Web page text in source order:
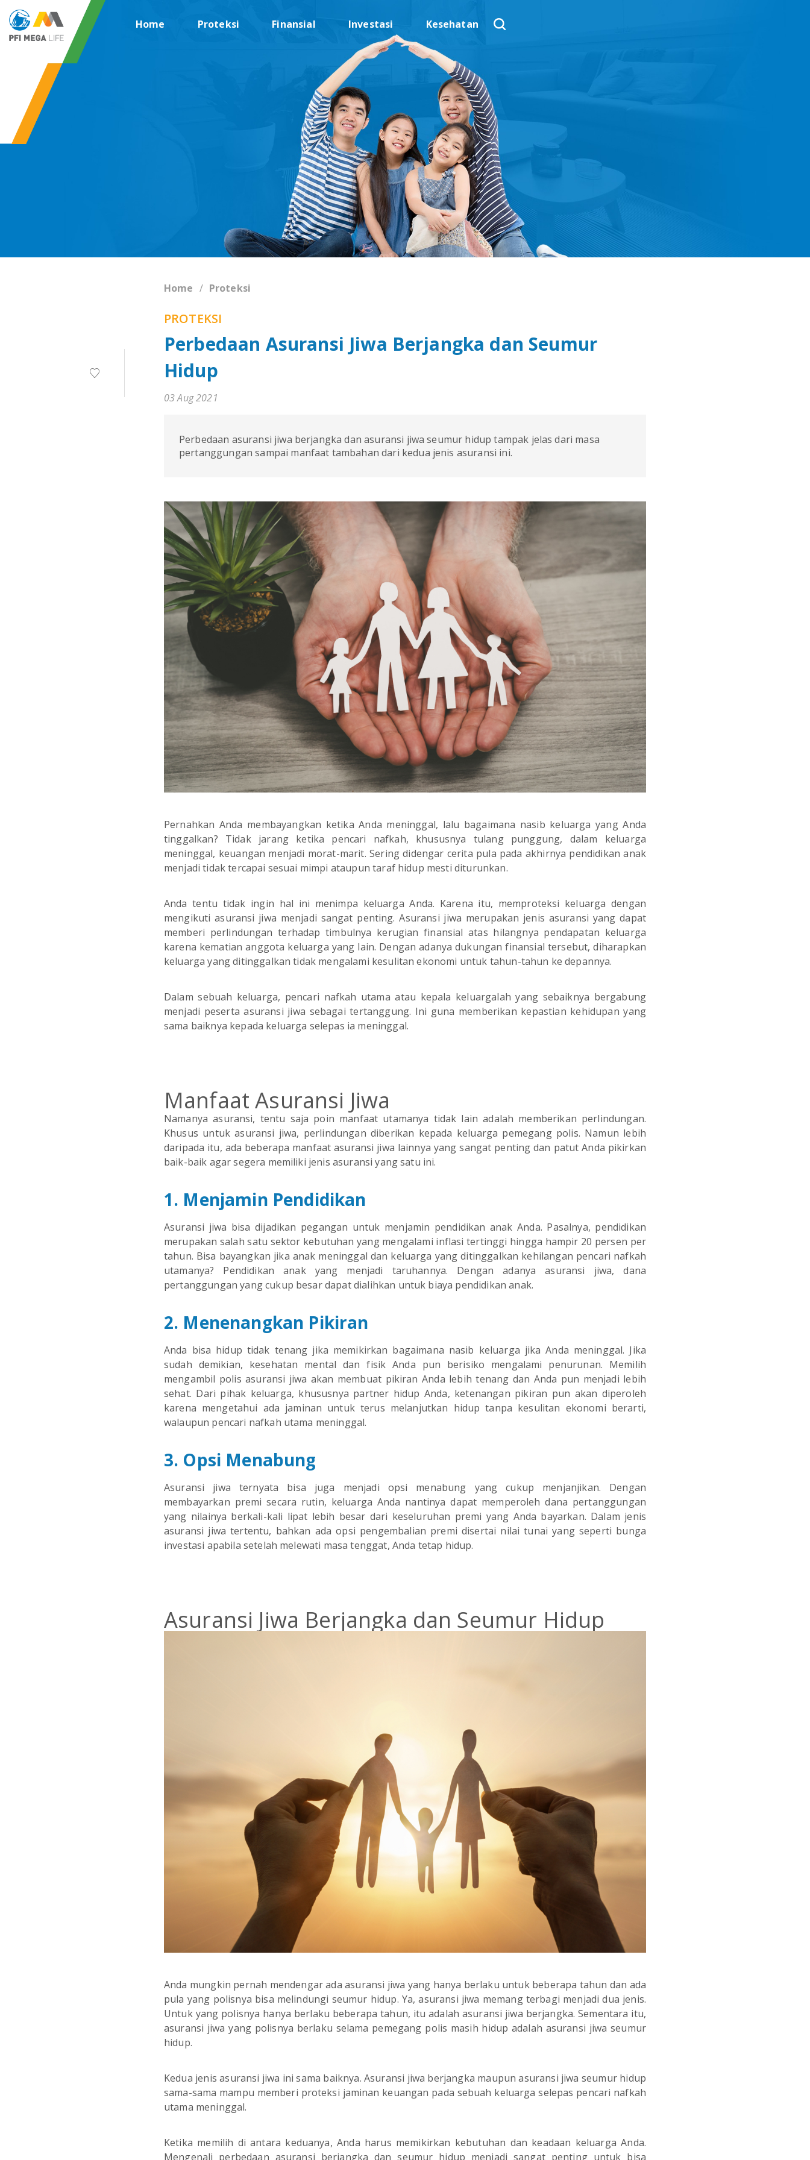
Home Proteksi Finansial Investasi Kesehatan
Home Proteksi
PROTEKSI
Perbedaan Asuransi Jiwa Berjangka dan Seumur
Hidup
03 Aug 2021
Perbedaan asuransi jiwa berjangka dan asuransi jiwa seumur hidup tampak jelas dari masa
pertanggungan sampai manfaat tambahan dari kedua jenis asuransi ini.
Pernahkan Anda membayangkan ketika Anda meninggal, lalu bagaimana nasib keluarga yang Anda
tinggalkan? Tidak jarang ketika pencari nafkah, khususnya tulang punggung, dalam keluarga
meninggal, keuangan menjadi morat-marit. Sering didengar cerita pula pada akhirnya pendidikan anak
menjadi tidak tercapai sesuai mimpi ataupun taraf hidup mesti diturunkan.
Anda tentu tidak ingin hal ini menimpa keluarga Anda. Karena itu, memproteksi keluarga dengan
mengikuti asuransi jiwa menjadi sangat penting. Asuransi jiwa merupakan jenis asuransi yang dapat
memberi perlindungan terhadap timbulnya kerugian finansial atas hilangnya pendapatan keluarga
karena kematian anggota keluarga yang lain. Dengan adanya dukungan finansial tersebut, diharapkan
keluarga yang ditinggalkan tidak mengalami kesulitan ekonomi untuk tahun-tahun ke depannya.
Dalam sebuah keluarga, pencari nafkah utama atau kepala keluargalah yang sebaiknya bergabung
menjadi peserta asuransi jiwa sebagai tertanggung. Ini guna memberikan kepastian kehidupan yang
sama baiknya kepada keluarga selepas ia meninggal.
Manfaat Asuransi Jiwa
Namanya asuransi, tentu saja poin manfaat utamanya tidak lain adalah memberikan perlindungan.
Khusus untuk asuransi jiwa, perlindungan diberikan kepada keluarga pemegang polis. Namun lebih
daripada itu, ada beberapa manfaat asuransi jiwa lainnya yang sangat penting dan patut Anda pikirkan
baik-baik agar segera memiliki jenis asuransi yang satu ini.
1. Menjamin Pendidikan
Asuransi jiwa bisa dijadikan pegangan untuk menjamin pendidikan anak Anda. Pasalnya, pendidikan
merupakan salah satu sektor kebutuhan yang mengalami inflasi tertinggi hingga hampir 20 persen per
tahun. Bisa bayangkan jika anak meninggal dan keluarga yang ditinggalkan kehilangan pencari nafkah
utamanya? Pendidikan anak yang menjadi taruhannya. Dengan adanya asuransi jiwa, dana
pertanggungan yang cukup besar dapat dialihkan untuk biaya pendidikan anak.
2. Menenangkan Pikiran
Anda bisa hidup tidak tenang jika memikirkan bagaimana nasib keluarga jika Anda meninggal. Jika
sudah demikian, kesehatan mental dan fisik Anda pun berisiko mengalami penurunan. Memilih
mengambil polis asuransi jiwa akan membuat pikiran Anda lebih tenang dan Anda pun menjadi lebih
sehat. Dari pihak keluarga, khususnya partner hidup Anda, ketenangan pikiran pun akan diperoleh
karena mengetahui ada jaminan untuk terus melanjutkan hidup tanpa kesulitan ekonomi berarti,
walaupun pencari nafkah utama meninggal.
3. Opsi Menabung
Asuransi jiwa ternyata bisa juga menjadi opsi menabung yang cukup menjanjikan. Dengan
membayarkan premi secara rutin, keluarga Anda nantinya dapat memperoleh dana pertanggungan
yang nilainya berkali-kali lipat lebih besar dari keseluruhan premi yang Anda bayarkan. Dalam jenis
asuransi jiwa tertentu, bahkan ada opsi pengembalian premi disertai nilai tunai yang seperti bunga
investasi apabila setelah melewati masa tenggat, Anda tetap hidup.
Asuransi Jiwa Berjangka dan Seumur Hidup
Anda mungkin pernah mendengar ada asuransi jiwa yang hanya berlaku untuk beberapa tahun dan ada
pula yang polisnya bisa melindungi seumur hidup. Ya, asuransi jiwa memang terbagi menjadi dua jenis.
Untuk yang polisnya hanya berlaku beberapa tahun, itu adalah asuransi jiwa berjangka. Sementara itu,
asuransi jiwa yang polisnya berlaku selama pemegang polis masih hidup adalah asuransi jiwa seumur
hidup.
Kedua jenis asuransi jiwa ini sama baiknya. Asuransi jiwa berjangka maupun asuransi jiwa seumur hidup
sama-sama mampu memberi proteksi jaminan keuangan pada sebuah keluarga selepas pencari nafkah
utama meninggal.
Ketika memilih di antara keduanya, Anda harus memikirkan kebutuhan dan keadaan keluarga Anda.
Mengenali perbedaan asuransi berjangka dan seumur hidup menjadi sangat penting untuk bisa